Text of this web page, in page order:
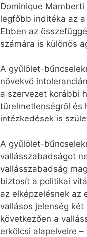
Dominique
legfőbb indítéka az
Ebben az
számára is különös
A gyűlölet-
növekvő
a szervezet korábbi
türelmetlenségről és
intézkedések is
A gyűlölet-
vallásszabadságot
vallásszabadság
biztosít a politikai
az elképzelésnek az
vallásos jelenség
következően a
erkölcsi alapelveire